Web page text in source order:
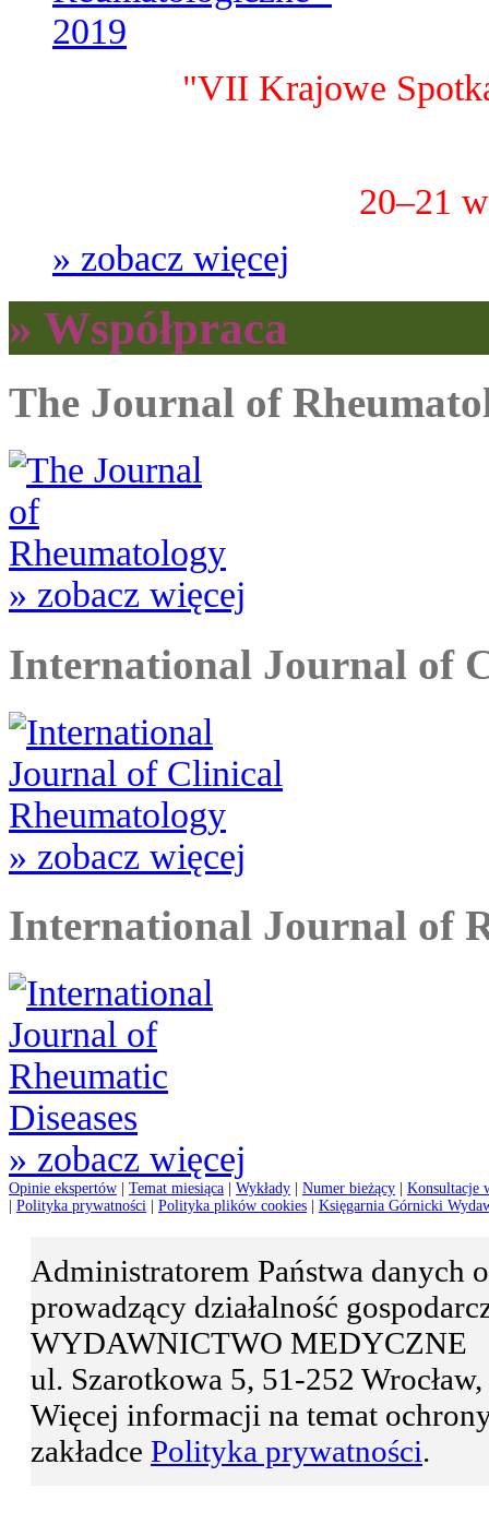
"VII Krajowe
20–21
» zobacz więcej
» Współpraca
The Journal of
» zobacz więcej
International Journal of
» zobacz więcej
International Journal of
» zobacz więcej
Opinie ekspertów Temat miesiąca Wykłady Numer bieżący
Konsultacje
Polityka prywatności Polityka plików cookies Księgarnia Górnicki
Administratorem Państwa
prowadzący działalność
WYDAWNICTWO MEDYCZNE
ul. Szarotkowa 5, 51-252
Więcej informacji na temat
zakładce Polityka prywatności.